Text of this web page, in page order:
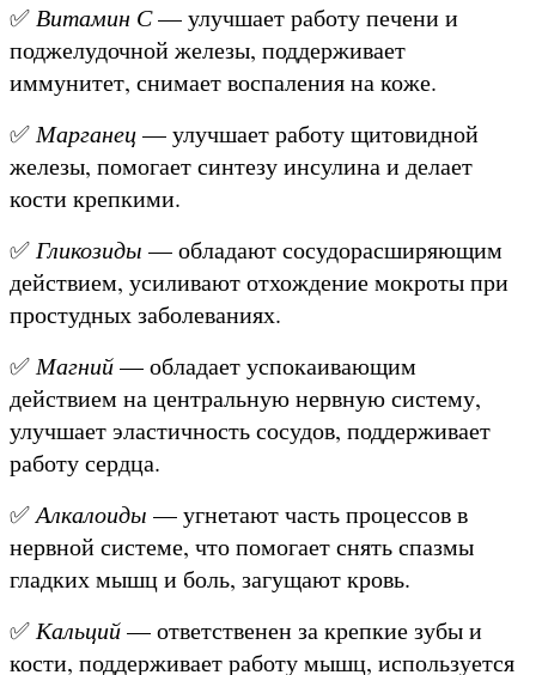
✅ Витамин С— улучшает работу печени и
поджелудочной железы, поддерживает
иммунитет, снимает воспаления на коже.
✅Марганец— улучшает работу щитовидной
железы, помогает синтезу инсулина и делает
кости крепкими.
✅ Гликозиды — обладают сосудорасширяющим
действием, усиливают отхождение мокроты при
простудных заболеваниях.
✅Магний— обладает успокаивающим
действием на центральную нервную систему,
улучшает эластичность сосудов, поддерживает
работу сердца.
✅Алкалоиды — угнетают часть процессов в
нервной системе, что помогает снять спазмы
гладких мышц и боль, загущают кровь.
✅Кальций— ответственен за крепкие зубы и
кости, поддерживает работу мышц, используется